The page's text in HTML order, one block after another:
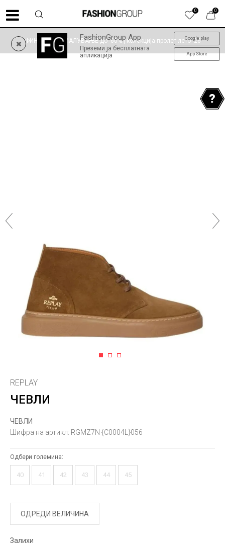
0
0
FashionGroup App
Преземи ја бесплатната
апликација
Google play
App Store
ФИНАЛНО НАМАЛУВАЊЕ до -60% | колекција пролет-лето '26
1 2 3
REPLAY
ЧЕВЛИ
ЧЕВЛИ
Шифра на артикл: RGMZ7N {C0004L}056
Одбери големина:
40 41 42 43 44 45
ОДРЕДИ ВЕЛИЧИНА
Залихи